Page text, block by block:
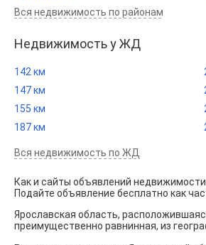
Вся недвижимость по районам
Недвижимость у ЖД
142 км
147 км
155 км
187 км
Вся недвижимость по ЖД
Как и сайты объявлений
Подайте объявление бесплатно как
Ярославская область,
преимущественно равнинная, из